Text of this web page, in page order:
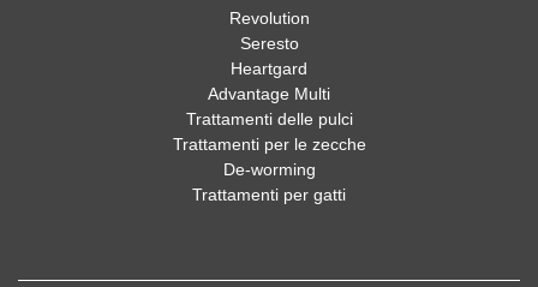
Revolution
Seresto
Heartgard
Advantage Multi
Trattamenti delle pulci
Trattamenti per le zecche
De-worming
Trattamenti per gatti